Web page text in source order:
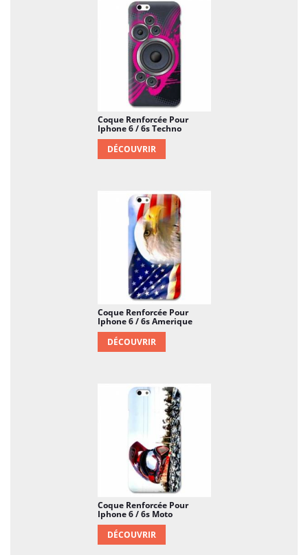
Coque Renforcée Pour
Iphone 6 / 6s Techno
DÉCOUVRIR
Coque Renforcée Pour
Iphone 6 / 6s Amerique
DÉCOUVRIR
Coque Renforcée Pour
Iphone 6 / 6s Moto
DÉCOUVRIR